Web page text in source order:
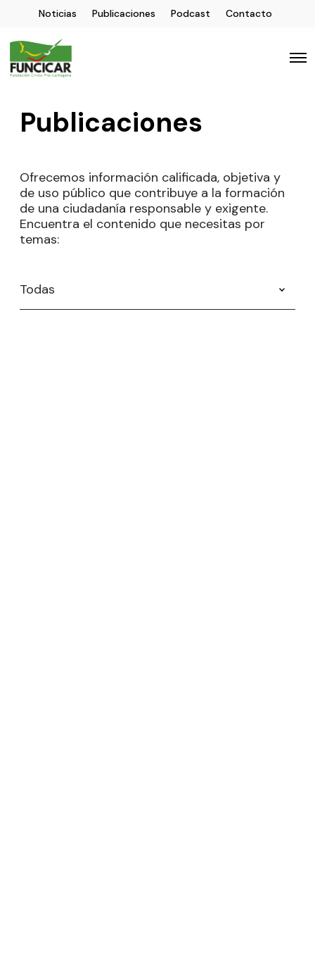
Noticias Publicaciones Podcast Contacto
Publicaciones
Ofrecemos información calificada, objetiva y
de uso público que contribuye a la formación
de una ciudadanía responsable y exigente.
Encuentra el contenido que necesitas por
temas: